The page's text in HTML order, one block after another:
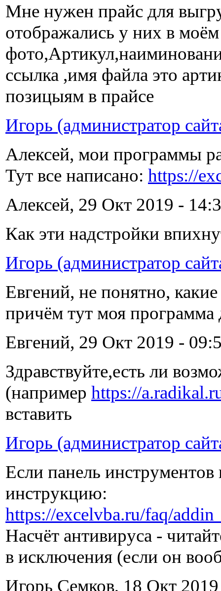
Мне нужен прайс для
отображались у них в
ссылка ,имя файла это
позицыям в прайсе
Игорь (администратор
Алексей, мои программы
Тут все написано: https://
Алексей, 29 Окт 2019 -
Как эти надстройки
Игорь (администратор
Евгений, не понятно,
причём тут моя программа
Евгений, 29 Окт 2019 -
Здравствуйте,есть ли
(например https://
вставить
Игорь (администратор
Если панель инструментов
инструкцию:
https://excelvba.ru/faq/
Насчёт антивируса -
в исключения (если он
Игорь Семков, 18 Окт